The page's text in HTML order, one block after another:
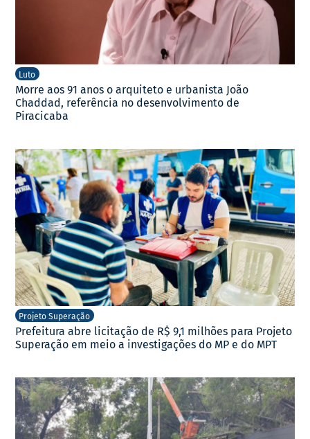
Luto
Morre aos 91 anos o arquiteto e urbanista João
Chaddad, referência no desenvolvimento de
Piracicaba
Projeto Superação
Prefeitura abre licitação de R$ 9,1 milhões para Projeto
Superação em meio a investigações do MP e do MPT